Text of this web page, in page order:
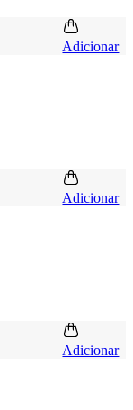
Adicionar
Adicionar
Adicionar